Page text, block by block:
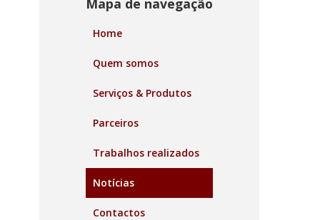
Home
Quem somos
Serviços & Produtos
Parceiros
Trabalhos realizados
Notícias
Contactos